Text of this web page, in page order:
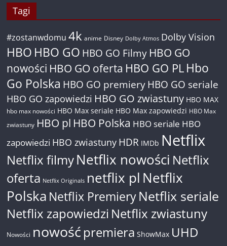
Tagi
#zostanwdomu 4k anime Disney Dolby Atmos Dolby Vision
HBO HBO GO HBO GO Filmy HBO GO
nowości HBO GO oferta HBO GO PL Hbo
Go Polska HBO GO premiery HBO GO seriale
HBO GO zapowiedzi HBO GO zwiastuny HBO MAX
hbo max nowości HBO Max seriale HBO Max zapowiedzi HBO Max
zwiastuny HBO pl HBO Polska HBO seriale HBO
zapowiedzi HBO zwiastuny HDR IMDb Netflix
Netflix filmyNetflix nowości Netflix
oferta Netflix Originals netflix pl Netflix
Polska Netflix PremieryNetflix seriale
Netflix zapowiedzi Netflix zwiastuny
Nowości nowość premiera ShowMax UHD